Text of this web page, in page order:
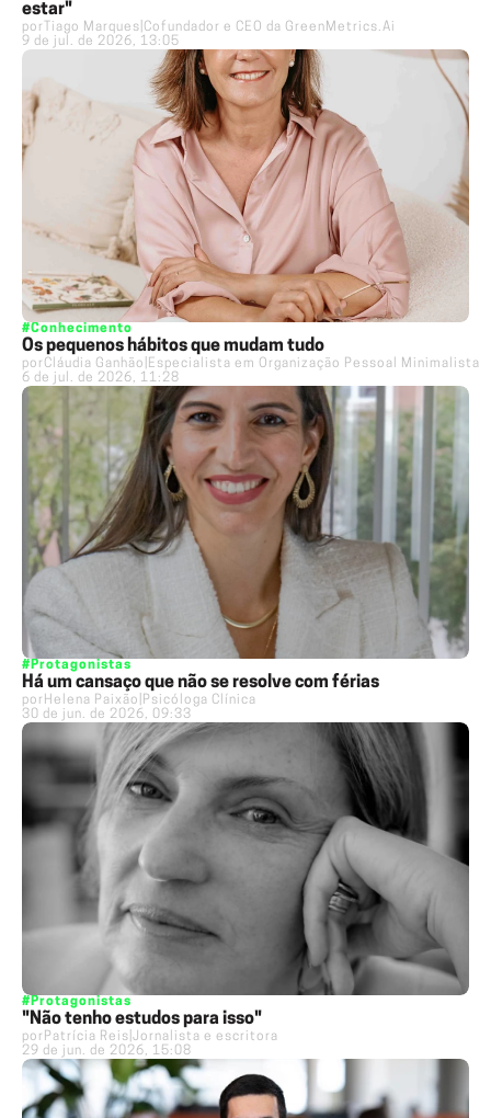
estar"
por Tiago Marques Cofundador e CEO da GreenMetrics.Ai
9 de jul. de 2026, 13:05
#Conhecimento
Os pequenos hábitos que mudam tudo
por Cláudia Ganhão Especialista em Organização Pessoal Minimalista
6 de jul. de 2026, 11:28
#Protagonistas
Há um cansaço que não se resolve com férias
por Helena Paixão Psicóloga Clínica
30 de jun. de 2026, 09:33
#Protagonistas
"Não tenho estudos para isso"
por Patrícia Reis Jornalista e escritora
29 de jun. de 2026, 15:08